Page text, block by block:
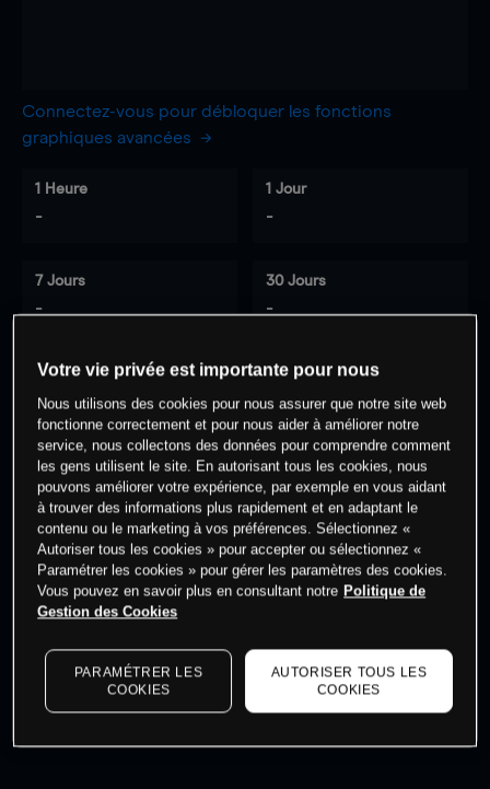
Connectez-vous pour débloquer les fonctions
graphiques avancées
1 Heure
-
1 Jour
-
7 Jours
-
30 Jours
-
0% des clients ont une position àsur
cet actif
Commencez à trader
Les prix sont indicatifs.Connectez-vouspour voir les
dernières données du marché.Log into see latest
Votre vie privée est importante pour nous
Nous utilisons des cookies pour nous assurer que notre site web
fonctionne correctement et pour nous aider à améliorer notre
service, nous collectons des données pour comprendre comment
les gens utilisent le site. En autorisant tous les cookies, nous
pouvons améliorer votre expérience, par exemple en vous aidant
à trouver des informations plus rapidement et en adaptant le
contenu ou le marketing à vos préférences. Sélectionnez «
Autoriser tous les cookies » pour accepter ou sélectionnez «
Paramétrer les cookies » pour gérer les paramètres des cookies.
Vous pouvez en savoir plus en consultant notre Politique de
Gestion des Cookies
PARAMÉTRER LES
COOKIES
AUTORISER TOUS LES
COOKIES